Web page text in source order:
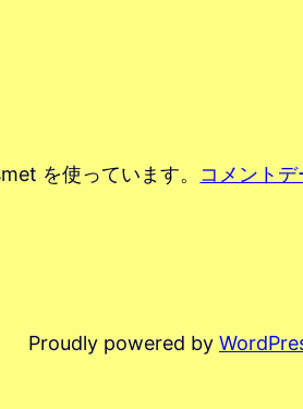
を使っています。 コメント
Proudly powered by